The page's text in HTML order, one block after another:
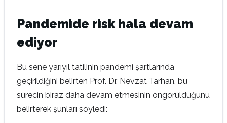
Pandemide risk hala devam
ediyor
Bu sene yarıyıl tatilinin pandemi şartlarında
geçirildiğini belirten Prof. Dr. Nevzat Tarhan, bu
sürecin biraz daha devam etmesinin öngörüldüğünü
belirterek şunları söyledi: